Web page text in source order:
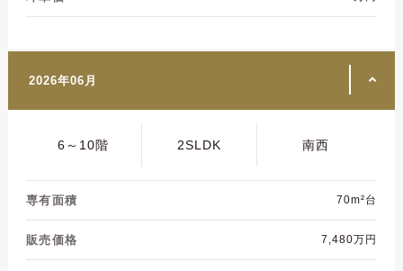
2026年06月
6～10階 2SLDK 南西
専有面積 70m²台
販売価格 7,480万円